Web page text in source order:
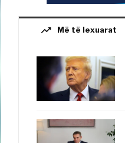
trending_up Më të lexuarat